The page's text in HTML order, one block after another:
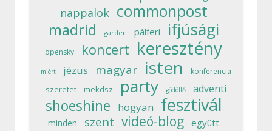
nappalok commonpost
madrid garden pálferi ifjúsági
opensky koncert keresztény
miért jézus magyar isten konferencia
szeretet mekdsz party gödöllő adventi
shoeshine hogyan fesztivál
minden szent videó-blog együtt